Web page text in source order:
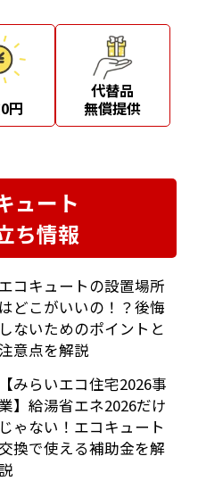
円
代替品
無償提供
ュート
ち情報
エコキュートの設置場所
はどこがいいの！？後悔
しないためのポイントと
意点を解説
【みらいエコ住宅2026事
】給湯省エネ2026だけ
じゃない！エコキュート
交換で使える補助金を解
説